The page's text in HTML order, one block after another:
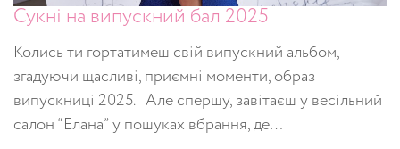
Сукні на випускний бал 2025
Колись ти гортатимеш свій випускний альбом,
згадуючи щасливі, приємні моменти, образ
випускниці 2025. Але спершу, завітаєш у весільний
салон “Елана” у пошуках вбрання, де…